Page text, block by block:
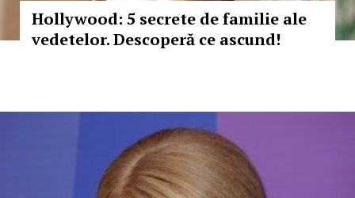
Hollywood: 5 secrete de familie ale
vedetelor. Descoperă ce ascund!